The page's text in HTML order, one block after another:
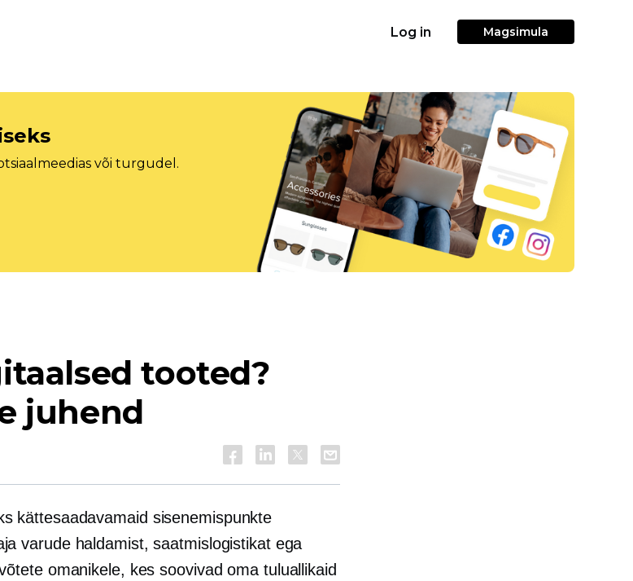
Log in Magsimula
või turgudel.
tooted?
juhend
kättesaadavamaid sisenemispunkte
varude haldamist, saatmislogistikat ega
omanikele, kes soovivad oma tuluallikaid